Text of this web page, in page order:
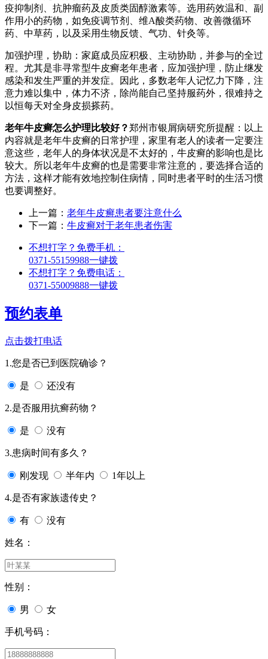
疫抑制剂、抗肿瘤药及皮质类固醇激素等。选用药效温和、副
作用小的药物，如免疫调节剂、维A酸类药物、改善微循环
药、中草药，以及采用生物反馈、气功、针灸等。
加强护理，协助：家庭成员应积极、主动协助，并参与的全过
程。尤其是非寻常型牛皮癣老年患者，应加强护理，防止继发
感染和发生严重的并发症。因此，多数老年人记忆力下降，注
意力难以集中，体力不济，除尚能自己坚持服药外，很难持之
以恒每天对全身皮损搽药。
老年牛皮癣怎么护理比较好？郑州市银屑病研究所提醒：以上
内容就是老年牛皮癣的日常护理，家里有老人的读者一定要注
意这些，老年人的身体状况是不太好的，牛皮癣的影响也是比
较大。所以老年牛皮癣的也是需要非常注意的，要选择合适的
方法，这样才能有效地控制住病情，同时患者平时的生活习惯
也要调整好。
上一篇： 老年牛皮癣患者要注意什么
下一篇： 牛皮癣对于老年患者伤害
不想打字？免费手机：
0371-55159988一键拨
不想打字？免费电话：
0371-55009888一键拨
预约表单
点击拨打电话
1.您是否已到医院确诊？
是 还没有
2.是否服用抗癣药物？
是 没有
3.患病时间有多久？
刚发现 半年内 1年以上
4.是否有家族遗传史？
有 没有
姓名：
性别：
男 女
手机号码：